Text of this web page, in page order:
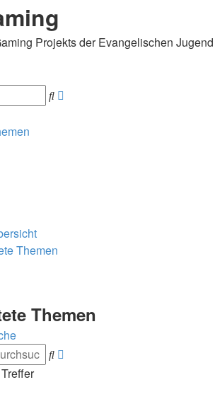
Projekts der Evangelischen Jugend
Suche
Themen
Themen
Suche